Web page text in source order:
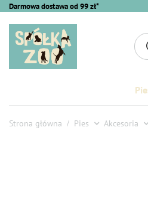
Darmowa dostawa od 99 zł*
Strona główna Pies Akcesoria